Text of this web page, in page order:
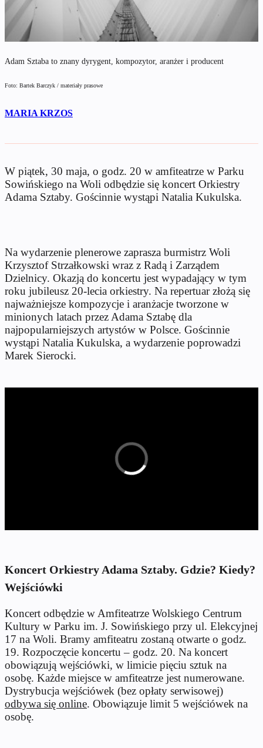
Adam Sztaba to znany dyrygent, kompozytor, aranżer i producent
Foto: Bartek Barczyk / materiały prasowe
MARIA KRZOS
W piątek, 30 maja, o godz. 20 w amfiteatrze w Parku
Sowińskiego na Woli odbędzie się koncert Orkiestry
Adama Sztaby. Gościnnie wystąpi Natalia Kukulska.
Na wydarzenie plenerowe zaprasza burmistrz Woli
Krzysztof Strzałkowski wraz z Radą i Zarządem
Dzielnicy. Okazją do koncertu jest wypadający w tym
roku jubileusz 20-lecia orkiestry. Na repertuar złożą się
najważniejsze kompozycje i aranżacje tworzone w
minionych latach przez Adama Sztabę dla
najpopularniejszych artystów w Polsce. Gościnnie
wystąpi Natalia Kukulska, a wydarzenie poprowadzi
Marek Sierocki.
Koncert Orkiestry Adama Sztaby. Gdzie? Kiedy?
Wejściówki
Koncert odbędzie w Amfiteatrze Wolskiego Centrum
Kultury w Parku im. J. Sowińskiego przy ul. Elekcyjnej
17 na Woli. Bramy amfiteatru zostaną otwarte o godz.
19. Rozpoczęcie koncertu – godz. 20. Na koncert
obowiązują wejściówki, w limicie pięciu sztuk na
osobę. Każde miejsce w amfiteatrze jest numerowane.
Dystrybucja wejściówek (bez opłaty serwisowej)
odbywa się online. Obowiązuje limit 5 wejściówek na
osobę.